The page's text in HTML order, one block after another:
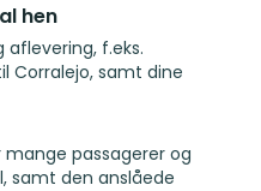
hen
f.eks.
Corralejo, samt dine
mange passagerer og
samt den anslåede